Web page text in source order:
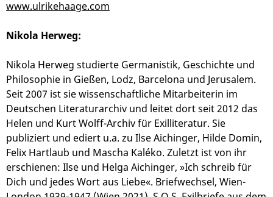
www.ulrikehaage.com
Nikola Herweg:
Nikola Herweg studierte Germanistik, Geschichte und
Philosophie in Gießen, Lodz, Barcelona und Jerusalem.
Seit 2007 ist sie wissenschaftliche Mitarbeiterin im
Deutschen Literaturarchiv und leitet dort seit 2012 das
Helen und Kurt Wolff-Archiv für Exilliteratur. Sie
publiziert und ediert u.a. zu Ilse Aichinger, Hilde Domin,
Felix Hartlaub und Mascha Kaléko. Zuletzt ist von ihr
erschienen: Ilse und Helga Aichinger, »Ich schreib für
Dich und jedes Wort aus Liebe«. Briefwechsel, Wien-